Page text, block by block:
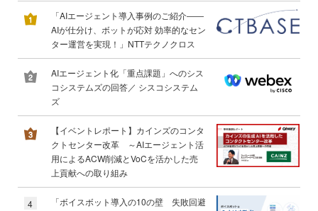
「AIエージェント導入事例のご紹介――
AIが仕分け、ボットが応対 効率的なセン
ター運営を実現！」NTTテクノクロス
AIエージェント化「重点課題」へのシス
コシステムズの回答／ シスコシステム
ズ
【イベントレポート】カインズのコンタ
クトセンター改革 ～AIエージェント活
用によるACW削減とVoCを活かした売
上貢献への取り組み
4
「ボイスボット導入の10の壁 失敗回避